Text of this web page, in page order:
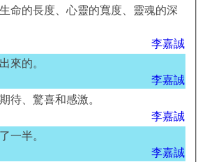
命的長度、心靈的寬度、靈魂的深
李嘉誠
來的。
李嘉誠
待、驚喜和感激。
李嘉誠
一半。
李嘉誠